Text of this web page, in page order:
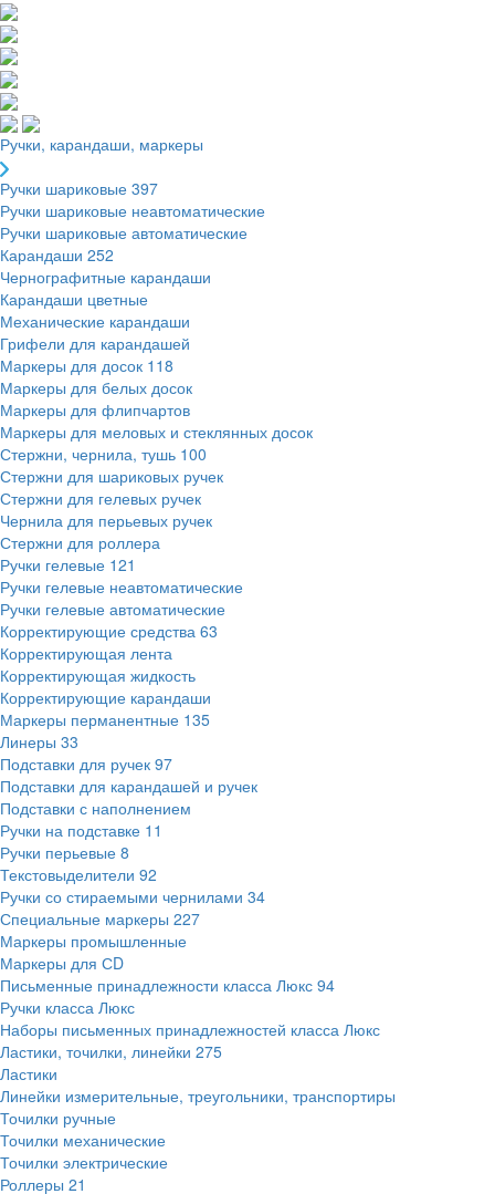
Ручки, карандаши, маркеры
Ручки шариковые 397
Ручки шариковые неавтоматические
Ручки шариковые автоматические
Карандаши 252
Чернографитные карандаши
Карандаши цветные
Механические карандаши
Грифели для карандашей
Маркеры для досок 118
Маркеры для белых досок
Маркеры для флипчартов
Маркеры для меловых и стеклянных досок
Стержни, чернила, тушь 100
Стержни для шариковых ручек
Стержни для гелевых ручек
Чернила для перьевых ручек
Стержни для роллера
Ручки гелевые 121
Ручки гелевые неавтоматические
Ручки гелевые автоматические
Корректирующие средства 63
Корректирующая лента
Корректирующая жидкость
Корректирующие карандаши
Маркеры перманентные 135
Линеры 33
Подставки для ручек 97
Подставки для карандашей и ручек
Подставки с наполнением
Ручки на подставке 11
Ручки перьевые 8
Текстовыделители 92
Ручки со стираемыми чернилами 34
Специальные маркеры 227
Маркеры промышленные
Маркеры для СD
Письменные принадлежности класса Люкс 94
Ручки класса Люкс
Наборы письменных принадлежностей класса Люкс
Ластики, точилки, линейки 275
Ластики
Линейки измерительные, треугольники, транспортиры
Точилки ручные
Точилки механические
Точилки электрические
Роллеры 21